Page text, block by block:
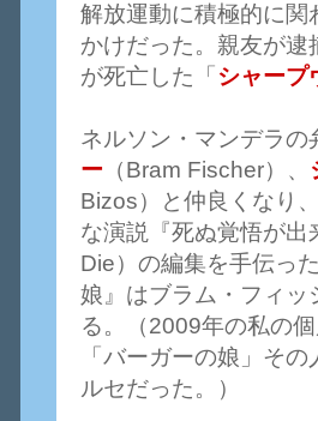
解放運動に積極的に
かけだった。親友が
が死亡した「 シャープ
ネルソン・マンデラの
ー （Bram Fischer）、
Bizos）と仲良くなり
な演説『死ぬ覚悟が
Die）の編集を手伝っ
娘』はブラム・フィッ
る。（2009年の私の
「バーガーの娘」そ
ルセだった。）